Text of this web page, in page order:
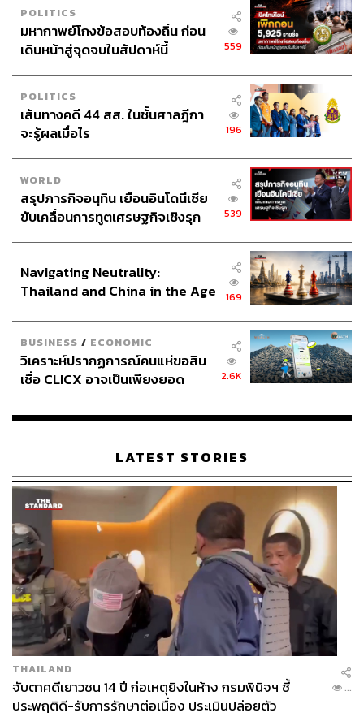
POLITICS
มหากาพย์โกงข้อสอบท้องถิ่น ก่อน
เดินหน้าสู่จุดจบในสัปดาห์นี้
559
POLITICS
เส้นทางคดี 44 สส. ในชั้นศาลฎีกา
จะรู้ผลเมื่อไร
196
WORLD
สรุปภารกิจอนุทิน เยือนอินโดนีเซีย
ขับเคลื่อนการทูตเศรษฐกิจเชิงรุก
539
Navigating Neutrality:
Thailand and China in the Age
169
BUSINESS / ECONOMIC
วิเคราะห์ปรากฏการณ์คนแห่ขอสิน
เชื่อ CLICX อาจเป็นเพียงยอด
เรือนไทยที่ถูกซุกไว้
2.6K
LATEST STORIES
THAILAND
จับตาคดีเยาวชน 14 ปี ก่อเหตุยิงในห้าง กรมพินิจฯ ชี้
ประพฤติดี-รับการรักษาต่อเนื่อง ประเมินปล่อยตัว
...